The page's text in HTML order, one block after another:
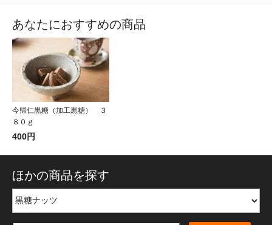
あなたにおすすめの商品
今帰仁黒糖（加工黒糖） ３
８０ｇ
400円
ほかの商品を探す